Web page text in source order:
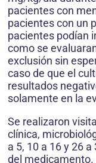
pacientes con
pacientes con un
pacientes podían
como se
exclusión sin
caso de que el
resultados
solamente en la
Se realizaron
clínica,
a 5, 10 a 16 y 26
del medicamento.